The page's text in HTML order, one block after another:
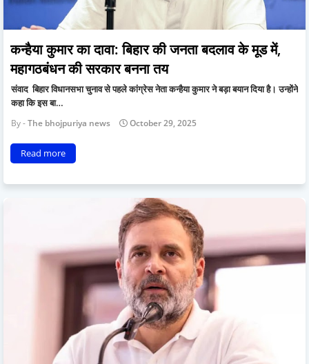
कन्हैया कुमार का दावा: बिहार की जनता बदलाव के मूड में,
महागठबंधन की सरकार बनना तय
संवाद बिहार विधानसभा चुनाव से पहले कांग्रेस नेता कन्हैया कुमार ने बड़ा बयान दिया है। उन्होंने
कहा कि इस बा…
The bhojpuriya news October 29, 2025
Read more